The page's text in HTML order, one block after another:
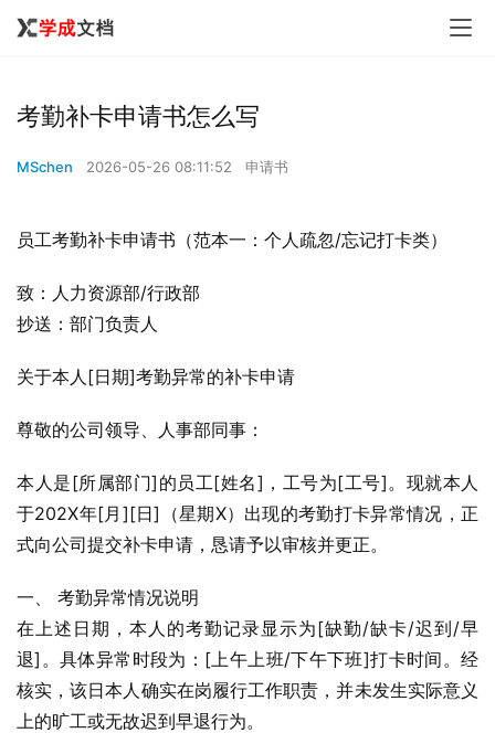
考勤补卡申请书怎么写
MSchen 2026-05-26 08:11:52 申请书
员工考勤补卡申请书（范本一：个人疏忽/忘记打卡类）
致：人力资源部/行政部
抄送：部门负责人
关于本人[日期]考勤异常的补卡申请
尊敬的公司领导、人事部同事：
本人是[所属部门]的员工[姓名]，工号为[工号]。现就本人
于202X年[月][日]（星期X）出现的考勤打卡异常情况，正
式向公司提交补卡申请，恳请予以审核并更正。
一、 考勤异常情况说明
在上述日期，本人的考勤记录显示为[缺勤/缺卡/迟到/早
退]。具体异常时段为：[上午上班/下午下班]打卡时间。经
核实，该日本人确实在岗履行工作职责，并未发生实际意义
上的旷工或无故迟到早退行为。